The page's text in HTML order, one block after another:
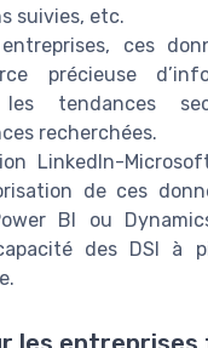
suivies, etc.
ces
précieuse
les tendances
recherchées.
LinkedIn-
de ces
BI ou
des DSI à